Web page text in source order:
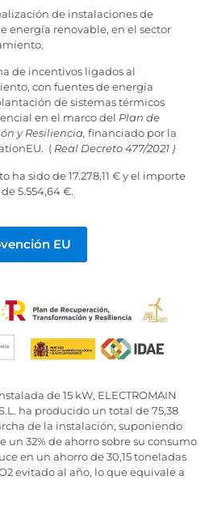
de instalaciones de
energía renovable, en el sector
de incentivos ligados al
con fuentes de energía
de sistemas térmicos
en el marco del Plan de
y Resiliencia, financiado por la
( Real Decreto 477/2021 )
ha sido de 17.278,11 € y el importe
5.554,64 €.
EU
de 15 kW, ELECTROMAIN
ha producido un total de 75,38
de la instalación, suponiendo
un 32% de ahorro sobre su consumo
en un ahorro de 30,15 toneladas
evitado al año, lo que equivale a